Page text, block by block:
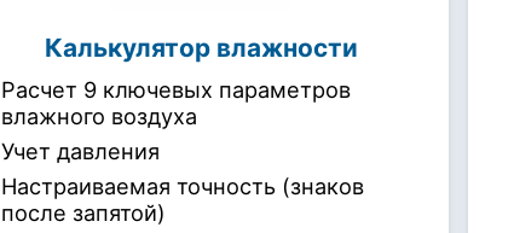
Калькулятор влажности
Расчет 9 ключевых параметров
влажного воздуха
Учет давления
Настраиваемая точность (знаков
после запятой)